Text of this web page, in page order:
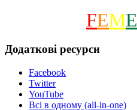
FEME
Додаткові ресурси
Facebook
Twitter
YouTube
Всі в одному (all-in-one)